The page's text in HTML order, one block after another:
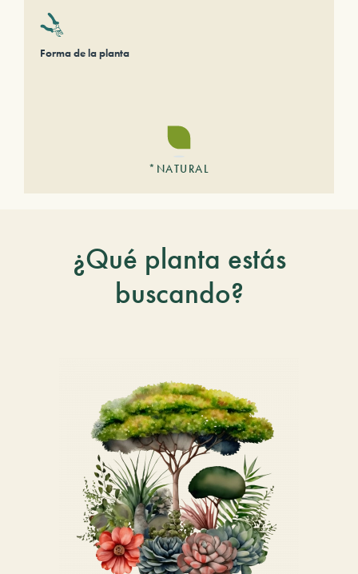
Forma de la planta
*NATURAL
¿Qué planta estás
buscando?